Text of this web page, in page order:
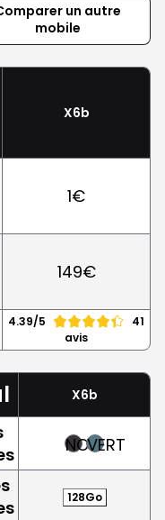
un autre
mobile
X6b
1€
149€
4.39/5
41
avis
X6b
NOIRVERT
128Go